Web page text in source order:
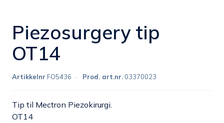
Piezosurgery tip
OT14
Artikkelnr FO5436 Prod. art.nr. 03370023
Tip til Mectron Piezokirurgi.
OT14